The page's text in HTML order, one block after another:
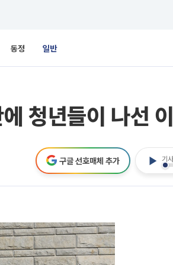
동정 일반
청년들이 나선
기
구글 선호매체 추가